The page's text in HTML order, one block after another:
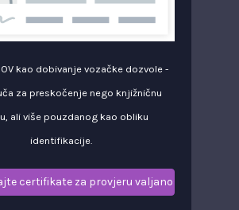
kao dobivanje vozačke dozvole -
za preskočenje nego knjižničnu
ali više pouzdanog kao obliku
identifikacije.
certifikate za provjeru valjanosti